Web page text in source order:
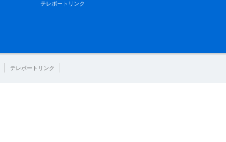
テレボートリンク
テレボートリンク